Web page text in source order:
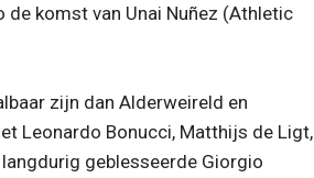
komst van Unai Nuñez (Athletic
zijn dan Alderweireld en
Leonardo Bonucci, Matthijs de Ligt,
geblesseerde Giorgio